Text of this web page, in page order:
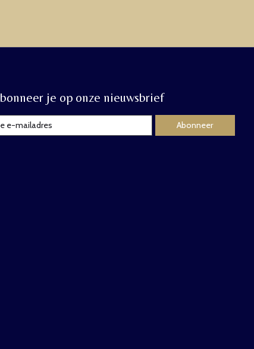
je op onze nieuwsbrief
Abonneer